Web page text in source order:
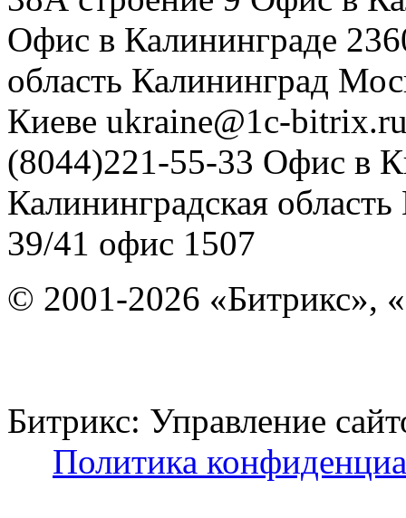
Офис в Калининграде
область Калининград
Киеве ukraine@1c-
(8044)221-55-33 Офис в
Калининградская область
39/41 офис 1507
© 2001-2026 «Битрикс»,
Битрикс: Управление
Политика